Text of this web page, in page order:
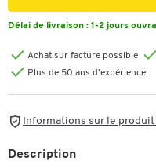
Délai de livraison : 1-2 jours
Achat sur facture possible
Plus de 50 ans d'expérience
Informations sur le
Description